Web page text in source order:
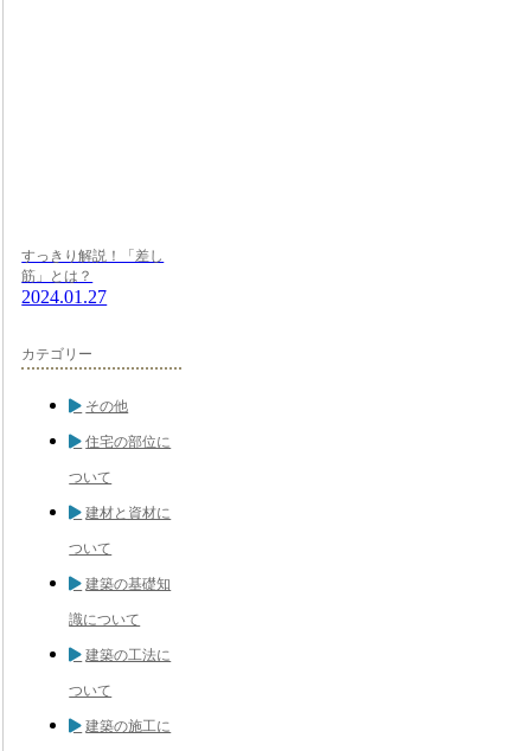
すっきり解説！「差し
筋」とは？
2024.01.27
カテゴリー
その他
住宅の部位に
ついて
建材と資材に
ついて
建築の基礎知
識について
建築の工法に
ついて
建築の施工に